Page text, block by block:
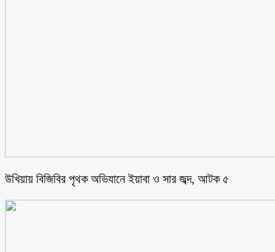
উখিয়ায় বিজিবির পৃথক অভিযানে ইয়াবা ও সার জব্দ, আটক ৫